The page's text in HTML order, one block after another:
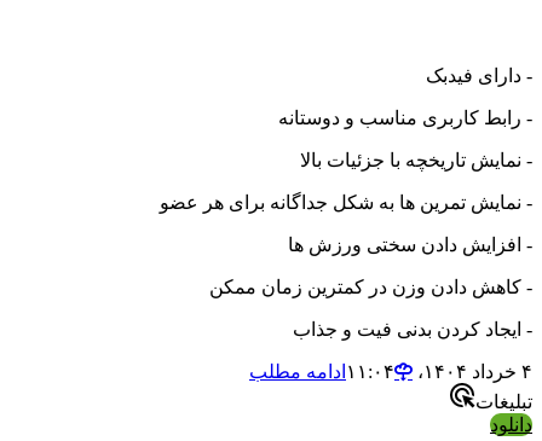
- دارای فیدبک
- رابط کاربری مناسب و دوستانه
- نمایش تاریخچه با جزئیات بالا
- نمایش تمرین ها به شکل جداگانه برای هر عضو
- افزایش دادن سختی ورزش ها
- کاهش دادن وزن در کمترین زمان ممکن
- ایجاد کردن بدنی فیت و جذاب
۴ خرداد ۱۴۰۴،‏ ۱۱:۰۴
ادامه مطلب
تبلیغات
دانلود